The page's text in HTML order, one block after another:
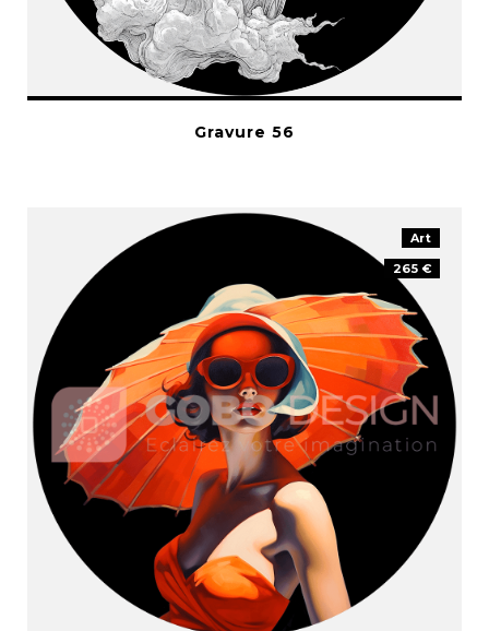
Gravure 56
Art
265 €